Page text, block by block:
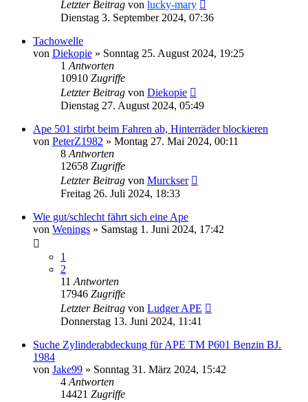
Letzter Beitrag von lucky-mary
Dienstag 3. September 2024, 07:36
Tachowelle
von Diekopie » Sonntag 25. August 2024, 19:25
1 Antworten
10910 Zugriffe
Letzter Beitrag von Diekopie
Dienstag 27. August 2024, 05:49
Ape 501 stirbt beim Fahren ab, Hinterräder blockieren
von PeterZ1982 » Montag 27. Mai 2024, 00:11
8 Antworten
12658 Zugriffe
Letzter Beitrag von Murckser
Freitag 26. Juli 2024, 18:33
Wie gut/schlecht fährt sich eine Ape
von Wenings » Samstag 1. Juni 2024, 17:42
1
2
11 Antworten
17946 Zugriffe
Letzter Beitrag von Ludger APE
Donnerstag 13. Juni 2024, 11:41
Suche Zylinderabdeckung für APE TM P601 Benzin BJ.
1984
von Jake99 » Sonntag 31. März 2024, 15:42
4 Antworten
14421 Zugriffe